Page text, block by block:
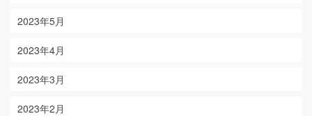
2023年5月
2023年4月
2023年3月
2023年2月